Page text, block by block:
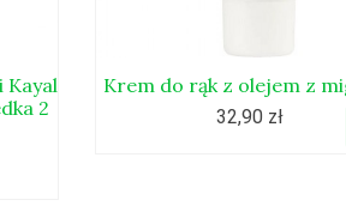
Kayal
2
Krem do rąk z olejem z
32,90 zł